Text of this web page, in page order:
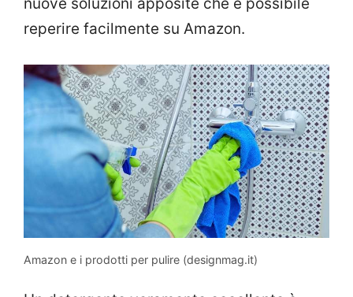
nuove soluzioni apposite che è possibile
reperire facilmente su Amazon.
Amazon e i prodotti per pulire (designmag.it)